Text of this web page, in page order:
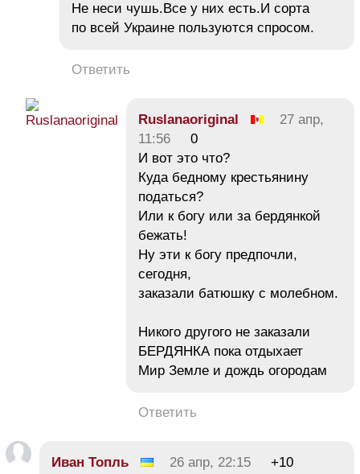
Не неси чушь.Все у них есть.И сорта
по всей Украине пользуются спросом.
Ответить
Ruslanaoriginal
27 апр,
11:56
0
И вот это что?
Куда бедному крестьянину
податься?
Или к богу или за бердянкой
бежать!
Ну эти к богу предпочли,
сегодня,
заказали батюшку с молебном.
Никого другого не заказали
БЕРДЯНКА пока отдыхает
Мир Земле и дождь огородам
Ответить
Иван Топль 26 апр, 22:15
+10